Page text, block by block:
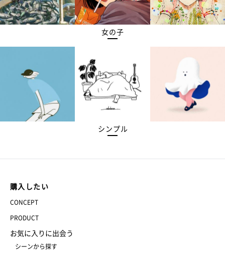
女の子
シンプル
購入したい
CONCEPT
PRODUCT
お気に入りに出会う
シーンから探す